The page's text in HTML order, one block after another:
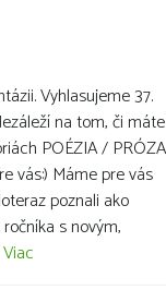
Vyhlasujeme 37.
na tom, či máte
POÉZIA /
vás:) Máme pre vás
poznali ako
s novým,
Viac